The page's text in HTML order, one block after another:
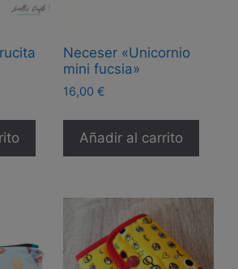
Neceser «Unicornio
mini fucsia»
16,00 €
Añadir al carrito